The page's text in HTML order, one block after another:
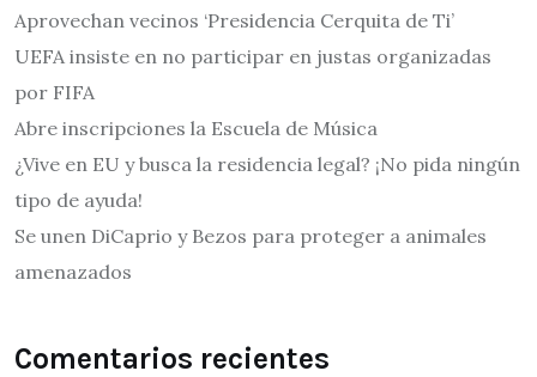
Aprovechan vecinos ‘Presidencia Cerquita de Ti’
UEFA insiste en no participar en justas organizadas
por FIFA
Abre inscripciones la Escuela de Música
¿Vive en EU y busca la residencia legal? ¡No pida ningún
tipo de ayuda!
Se unen DiCaprio y Bezos para proteger a animales
amenazados
Comentarios recientes